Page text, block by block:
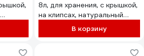
8л, для хранения, с крышкой,
на клипсах, натуральный
В корзину